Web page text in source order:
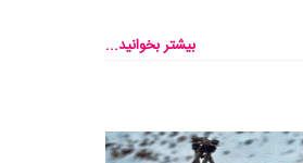
بیشتر بخوانید...